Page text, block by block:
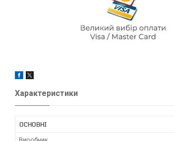
Характеристики
ОСНОВНІ